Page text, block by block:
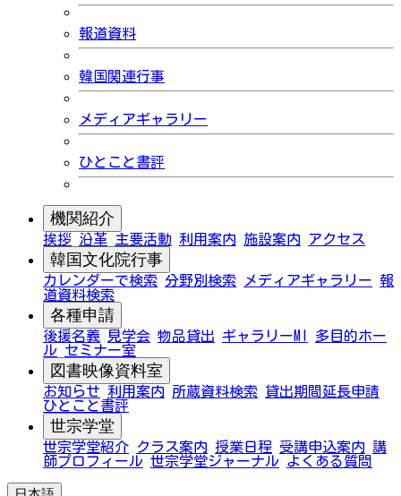
報道資料
韓国関連行事
メディアギャラリー
ひとこと書評
機関紹介
挨拶 沿革 主要活動 利用案内 施設案内 アクセス
韓国文化院行事
カレンダーで検索 分野別検索 メディアギャラリー 報
道資料検索
各種申請
後援名義 見学会 物品貸出 ギャラリーMI
多目的ホー
ル セミナー室
図書映像資料室
お知らせ 利用案内 所蔵資料検索
貸出期間延長申請
ひとこと書評
世宗学堂
世宗学堂紹介 クラス案内 授業日程 受講申込案内 講
師プロフィール 世宗学堂ジャーナル よくある質問